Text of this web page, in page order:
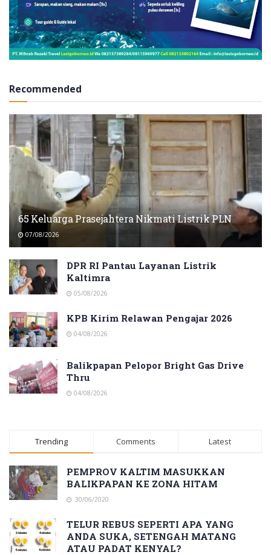
Recommended
65 Keluarga Prasejahtera Nikmati Listrik PLN
07/08/2026
DPR RI Pantau Layanan Listrik
Kaltimra
05/08/2026
KPB Kirim Relawan Pengajar 2026
04/08/2026
Balikpapan Pelopor Bright Gas Drive
Thru
04/08/2026
Trending Comments Latest
PEMPROV KALTIM MASUKKAN
BALIKPAPAN KE ZONA HITAM
30/06/2020
TELUR REBUS SEPERTI APA YANG
ANDA SUKA, SETENGAH MATANG
ATAU PADAT KENYAL?